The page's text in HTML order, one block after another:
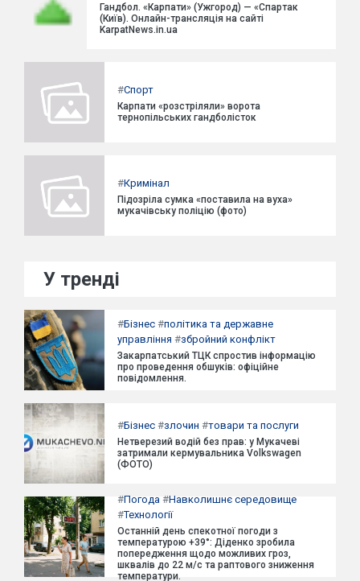
Гандбол. «Карпати» (Ужгород) — «Спартак
(Київ). Онлайн-трансляція на сайті
KarpatNews.in.ua
#Спорт
Карпати «розстріляли» ворота
тернопільських гандболісток
#Кримінал
Підозріла сумка «поставила на вуха»
мукачівську поліцію (фото)
У тренді
#Бізнес #політика та державне
управління #збройний конфлікт
Закарпатський ТЦК спростив інформацію
про проведення обшуків: офіційне
повідомлення.
#Бізнес #злочин #товари та послуги
Нетверезий водій без прав: у Мукачеві
затримали кермувальника Volkswagen
(ФОТО)
#Погода #Навколишнє середовище
#Технології
Останній день спекотної погоди з
температурою +39°: Діденко зробила
попередження щодо можливих гроз,
шквалів до 22 м/с та раптового зниження
температури.